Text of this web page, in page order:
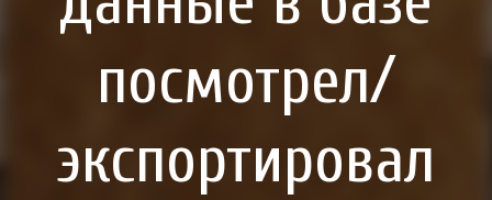
посмотрел/
экспортировал